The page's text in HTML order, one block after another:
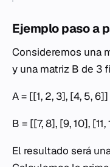
Ejemplo paso a
Consideremos una
y una matriz B de 3
A= [[1, 2, 3], [4, 5, 6]]
B = [[7, 8], [9, 10], [11,
El resultado será